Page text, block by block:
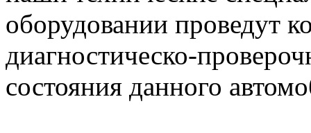
оборудовании проведут
диагностическо-
состояния данного